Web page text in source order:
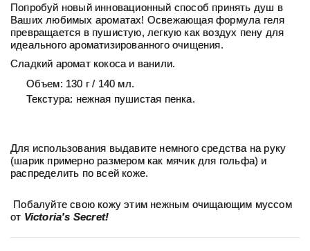
Попробуй новый инновационный способ принять душ в
Ваших любимых ароматах! Освежающая формула геля
превращается в пушистую, легкую как воздух пену для
идеального ароматизированного очищения.
Сладкий аромат кокоса и ванили.
Объем: 130 г / 140 мл.
Текстура: нежная пушистая пенка.
Для использования выдавите немного средства на руку
(шарик примерно размером как мячик для гольфа) и
распределить по всей коже.
Побалуйте свою кожу этим нежным очищающим муссом
от Victoria's Secret!